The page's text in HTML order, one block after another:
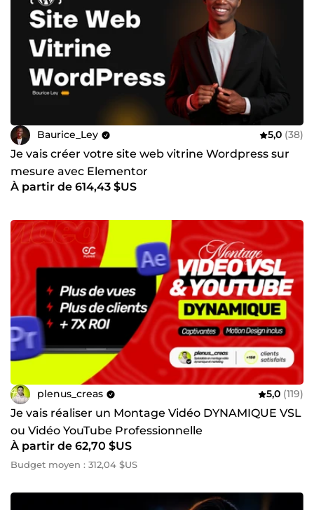
Baurice_Ley 5,0 (38)
Je vais créer votre site web vitrine Wordpress sur
mesure avec Elementor
À partir de 614,43 $US
plenus_creas 5,0 (119)
Je vais réaliser un Montage Vidéo DYNAMIQUE VSL
ou Vidéo YouTube Professionnelle
À partir de 62,70 $US
Budget moyen : 312,04 $US